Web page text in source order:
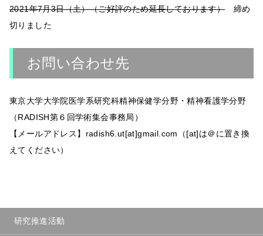
研究推進活動
2021年7月3日（土）（ご好評のため延長しております）締め
切りました
お問い合わせ先
東京大学大学院医学系研究科精神保健学分野・精神看護学分野
（RADISH第６回学術集会事務局）
【メールアドレス】radish6.ut[at]gmail.com（[at]は＠に置き換
えてください）